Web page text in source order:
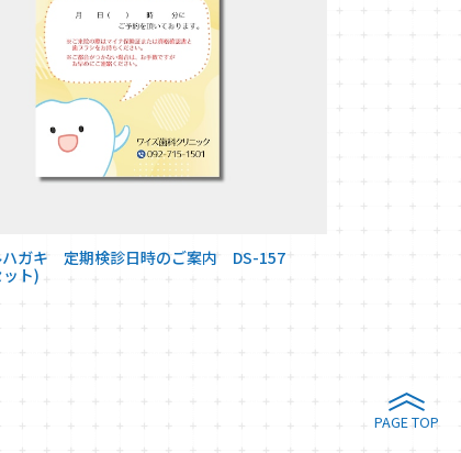
ハガキ 定期検診日時のご案内 DS-157
ト)
PAGE TOP